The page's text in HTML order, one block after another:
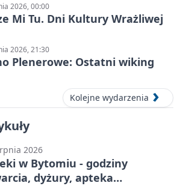
2026, 00:00
Mi Tu. Dni Kultury Wrażliwej
2026, 21:30
Plenerowe: Ostatni wiking
Kolejne wydarzenia
2026
w Bytomiu - godziny
dyżury, apteka